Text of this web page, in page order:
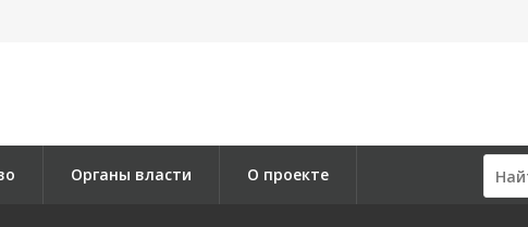
Органы власти О проекте